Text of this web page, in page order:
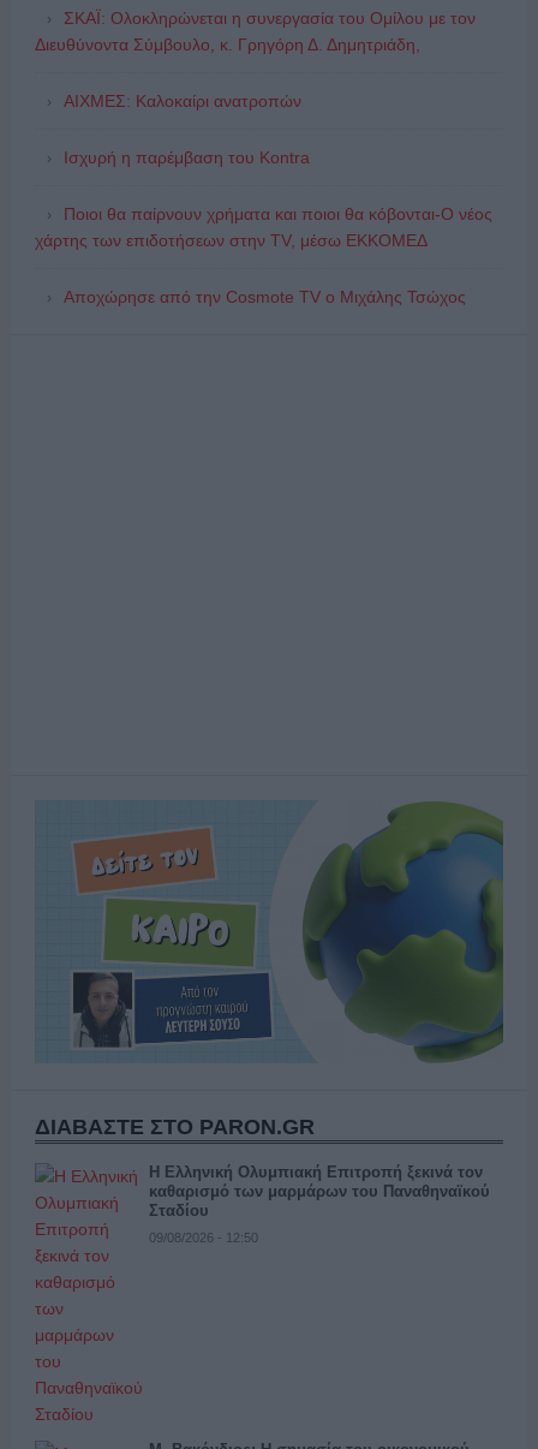
ΣΚΑΪ: Ολοκληρώνεται η συνεργασία του Ομίλου με τον
Διευθύνοντα Σύμβουλο, κ. Γρηγόρη Δ. Δημητριάδη,
ΑΙΧΜΕΣ: Καλοκαίρι ανατροπών
Ισχυρή η παρέμβαση του Kontra
Ποιοι θα παίρνουν χρήματα και ποιοι θα κόβονται-Ο νέος
χάρτης των επιδοτήσεων στην TV, μέσω ΕΚΚΟΜΕΔ
Αποχώρησε από την Cosmote TV o Μιχάλης Τσώχος
ΔΙΑΒΑΣΤΕ ΣΤΟ PARON.GR
Η Ελληνική Ολυμπιακή Επιτροπή ξεκινά τον
καθαρισμό των μαρμάρων του Παναθηναϊκού
Σταδίου
09/08/2026 - 12:50